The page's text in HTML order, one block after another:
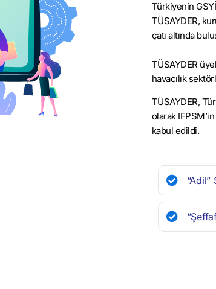
Türkiyenin
TÜSAYDER,
çatı altında
TÜSAYDER
havacılık
TÜSAYDER,
olarak
kabul edildi.
“Adil”